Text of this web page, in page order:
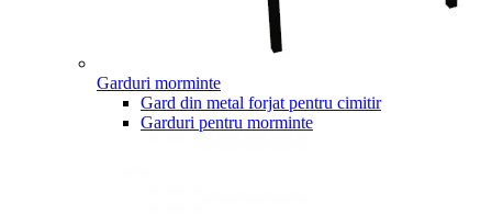
Garduri morminte
Gard din metal forjat pentru cimitir
Garduri pentru morminte